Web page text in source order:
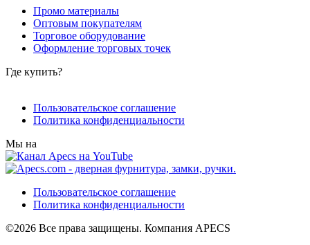
Промо материалы
Оптовым покупателям
Торговое оборудование
Оформление торговых точек
Где купить?
Пользовательское соглашение
Политика конфиденциальности
Мы на
Пользовательское соглашение
Политика конфиденциальности
©2026 Все права защищены. Компания APECS